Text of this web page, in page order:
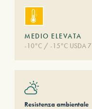
MEDIO ELEVATA
-10°C / -15°C USDA 7
Resistenza ambientale